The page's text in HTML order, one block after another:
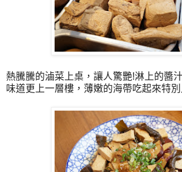
熱騰騰的滷菜上桌，讓人驚艷!淋上的醬
味道更上一層樓，薄嫩的海帶吃起來特